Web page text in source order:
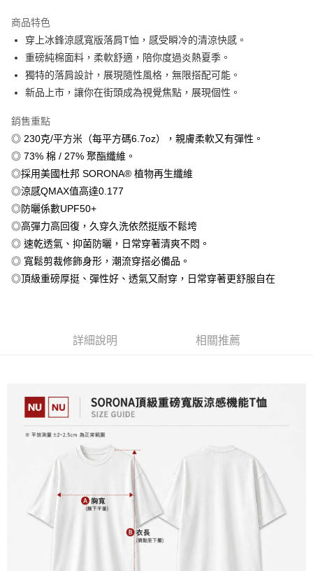
合作金庫商業銀行
華南商業銀行
彰化商業銀行
上海商業儲蓄銀行
台北富邦商業銀行
國泰世華商業銀行
兆豐國際商業銀行
臺灣中小企業銀行
台中商業銀行
聯邦商業銀行
元大商業銀行
永豐商業銀行
台新國際商業銀行
台灣樂天信用卡公司
6 期 0 利率 每期
華南商業銀行
彰化商業銀行
上海商業儲蓄銀行
台北富邦商業銀行
國泰世華商業銀行
兆豐國際商業銀行
匯豐（台灣）商業銀行
聯邦商業銀行
遠東國際商業銀行
元大商業銀行
玉山商業銀行
星展（台灣）商業銀行
台灣樂天信用卡公司
12 期 0 利率 每期NT$41
合作金庫商業銀行
第一商業銀行
上海商業儲蓄銀行
台北富邦商業銀行
國泰世華商業銀行
臺灣中小企業銀行
匯豐（台灣）商業銀行
華泰商業銀行
聯邦商業銀行
元大商業銀行
永豐商業銀行
玉山商業銀行
台新國際商業銀行
超商取貨付款
LINE Pay
Apple Pay
街口支付
悠遊付
Google Pay
全盈+PAY
大哥付你分期
相關說明
【繳款方式說明】
1.分期款項不併入電信帳單，「大哥付你分期」於每月結算日後寄送繳費提
2.透過簡訊連結打開帳單後，可選擇「超商條碼／台灣大直營門市／銀行轉
帳／街口支付／iPASS MONEY」等通路繳費。
【注意事項】
1.本服務係由「台灣大哥大股份有限公司」（以下簡稱本公司）所提供，讓
用戶於交易時，得透過本服務購買商品或服務，並由商店將買賣／分期付款
買賣價金債權讓與本公司後，依約使用本公司帳單繳交帳款。
2.基於同意付款使用「大哥付你分期」之契約關係目的，商店將以您的個人
資料（包含姓名、電話或地址）提供予台灣大哥大進項蒐集、處理及利用，
由本公司與您本人進行分期帳單所需資料之確認、核對及更正。
3.完整用戶服務條款，請詳閱以下連結：
AFTEE先享後付是「在收到商品之後才付款」的支付方式。 讓您購物簡單
３．安心：先確認商品／服務後，再付款。
【「AFTEE先享後付」結帳流程】
１．於結帳方式選擇「AFTEE先享後付」後，將跳轉至「AFTEE先享後付」
結帳頁面，進行簡訊認證並確認金額後，即可完成結帳。
２．訂單成立數日內，您將收到繳費通知簡訊。
３．收到繳費通知簡訊後14天內，點擊此簡訊中的連結，可透過四大超商／
ATM／網路銀行／等多元方式進行付款，方視為交易完成。
※ 請注意：結帳手續完成當下不需立刻繳費，但若您需要取消訂單，請聯絡
購買商品的店家。未經商家同意取消之訂單仍視為有效，需透過AFTEE先享
後付繳納相關費用。
※ 交易是否成功請以「AFTEE先享後付 」之結帳頁面顯示為準，若有關於
是否繳費成功／繳費後需取消欲退款等相關疑問，請聯繫「AFTEE先享後付
https://netprotections.freshdesk.com/support/home
全家付款取貨
每筆NT$65，滿NT$899(含以上)免運費
每筆NT$60，滿NT$899(含以上)免運費
7-11付款取貨
每筆NT$65，滿NT$899(含以上)免運費
每筆NT$60，滿NT$899(含以上)免運費
商品特色
穿上冰鋒涼感寬版落肩T恤，感受瞬冷的清涼快感。
重磅純棉面料，柔軟舒適，陪你度過炎熱夏季。
獨特的落肩設計，展現隨性風格，無限搭配可能。
新品上市，讓你在街頭成為視覺焦點，展現個性。
銷售重點
◎ 230克/平方米（每平方碼6.7oz），親膚柔軟又有彈性。
◎ 73% 棉 / 27% 聚酯纖維。
◎採用美國杜邦 SORONA® 植物再生纖維
◎涼感QMAX值高達0.177
◎防曬係數UPF50+
◎高彈力高回復，久穿久洗依然挺版不鬆垮
◎ 速乾透氣、抑菌防曬，日常穿著清爽不悶。
◎ 寬鬆剪裁修飾身形，潮流穿搭必備品。
◎頂級重磅厚挺、彈性好、透氣又耐穿，日常穿著更舒服自在
詳細說明 相關推薦